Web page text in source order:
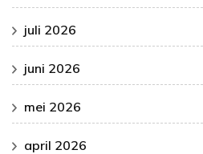
juli 2026
juni 2026
mei 2026
april 2026